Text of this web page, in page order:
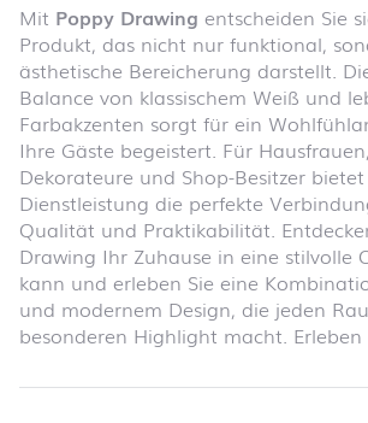
Mit Poppy Drawing entscheiden Sie
Produkt, das nicht nur funktional,
ästhetische Bereicherung darstellt.
Balance von klassischem Weiß und
Farbakzenten sorgt für ein
Ihre Gäste begeistert. Für
Dekorateure und Shop-Besitzer bietet
Dienstleistung die perfekte
Qualität und Praktikabilität.
Drawing Ihr Zuhause in eine stilvolle
kann und erleben Sie eine
und modernem Design, die jeden
besonderen Highlight macht. Erleben